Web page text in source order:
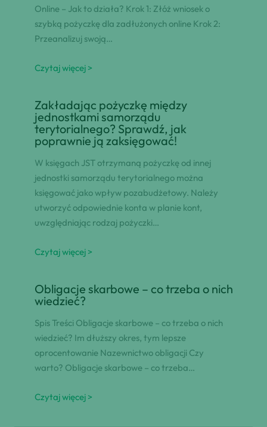
Online – Jak to działa? Krok 1: Złóż wniosek o
szybką pożyczkę dla zadłużonych online Krok 2:
Przeanalizuj swoją…
Czytaj więcej >
Zakładając pożyczkę między
jednostkami samorządu
terytorialnego? Sprawdź, jak
poprawnie ją zaksięgować!
W księgach JST otrzymaną pożyczkę od innej
jednostki samorządu terytorialnego można
księgować jako wpływ pozabudżetowy. Należy
utworzyć odpowiednie konta w planie kont,
uwzględniając rodzaj pożyczki…
Czytaj więcej >
Obligacje skarbowe – co trzeba o nich
wiedzieć?
Spis Treści Obligacje skarbowe – co trzeba o nich
wiedzieć? Im dłuższy okres, tym lepsze
oprocentowanie Nazewnictwo obligacji Czy
warto? Obligacje skarbowe – co trzeba…
Czytaj więcej >